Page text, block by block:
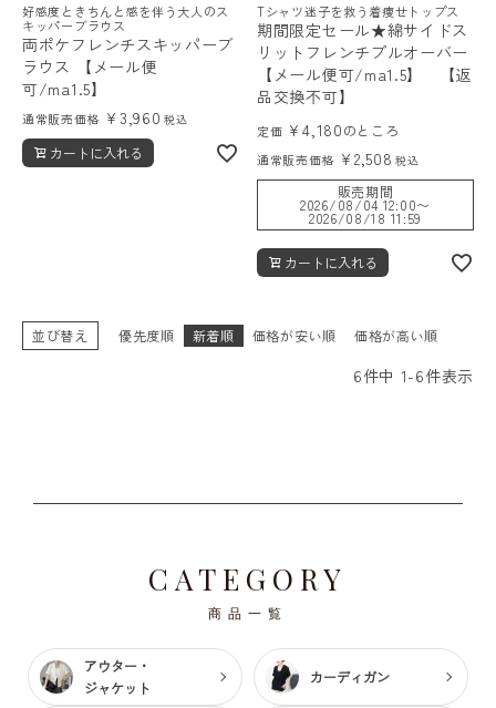
好感度ときちんと感を伴う大人のス
キッパーブラウス
両ポケフレンチスキッパーブ
ラウス 【メール便
可/ma1.5】
通常販売価格 ¥ 3,960 税込
カートに入れる
Tシャツ迷子を救う着痩せトップス
期間限定セール★綿サイドス
リットフレンチプルオーバー
【メール便可/ma1.5】 【返
品交換不可】
定価 ¥4,180のところ
通常販売価格 ¥ 2,508 税込
販売期間
2026/08/04 12:00〜
2026/08/18 11:59
カートに入れる
並び替え 優先度順 新着順 価格が安い順 価格が高い順
6件中 1-6件表示
CATEGORY
商品一覧
アウター・
ジャケット
カーディガン